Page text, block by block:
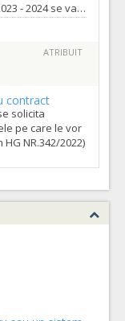
Iluminatul festiv al municipiului Oradea 2023 - 2024 se va realiza conform cerințelor tehnice stabilite prin caietul de sarcini, în 22 de locații, detaliate astfel: - sensuri giratorii spre: Satu Mare, Calea Aradului, Deva, Cluj-Napoca – 4 locații; - Pod CFR și rutier centură, ieșire spre Borș – 1 locație; - Zona perimetral centrală: Piața Unirii, str. Vasile Alecsandri, Piața Ferdinand, zona pietonală Republicii, zona pietonală Libertății și str. Grigorescu, Pasajul Vulturul Negru, str. Aurel Lazăr, Podul Intelectualilor, Podul Dacia, Podul Sfântul Ladislau, Podul Centenarului, str. Independenței (din P-ța Emanuil Gojdu în Piața Unirii), Primăria Oradea și Turnul Primăriei, Piațeta Magnoliei, Piațeta Cazaban, Piațeta Nufărului și Cetatea Oradea - 17 locații. Toate produsele luminoase utilizate în iluminatul festiv vor fi instalații de exterior echipate cu sursă de lumină de tip LED, astfel încât să asigure un consum mic de energie electrică și durată mare de viață. Produsele care prezintă risc la atingere vor fi protejate prin siguranțe automate cu diferențial care vor fi corect dimensionate pentru eliminarea riscului de electrocutare. Ofertantul va prezenta propriile produse, cu respectarea specificațiilor tehnice stabilite prin caietul de sarcini. Ofertantul va prezenta în mod obligatoriu simulări cu produsele proprii ofertate în locatiile stabilite, prin caiet de sarcini. Din poze trebuie să reiasă că ofertantul a înțeles pe deplin și respectă tema pe care autoritatea contractantă dorește să o implementeze în fiecare locație pentru iluminatul festiv. Ofertanții au posibilitatea de a vizita amplasamentul, pentru a evalua pe proprie răspundere, cheltuială și risc, elementele necesare pentru pregătirea ofertei. Vizitarea amplasamentului se va face cel tarziu în a 23-a zi, (pentru a permite ofertanțiilor ce au vizitat amplasamentul/le, încadrarea în termenul stabilit pentru solicitările de clarificări/informații suplimentare) înainte de termenul limită de depunere a ofertelor pe baza unei cereri scrise, care se va transmite pe e-mail: contact@adlo.ro. Vizitarea amplasamentelor va fi concretizează prin încheierea unui proces verbal între reprezentantul desemnat al beneficiarului și posibilul ofertant. Durata de implementare a contractului este de maxim 90 de zile, de la data emiterii ordinului de începere, de către achizitor. Termenele de îndeplinire de către furnizor a activităților principale, sunt detaliate astfel: - în termen de maxim 15 zile, de la data emiterii ordinului de lucru privind montarea: va livra, monta, alimenta cu energie electrică/conecta (prin racordarea la rețeaua de iluminat public existent) și pune în funcțiune, instalațiile de iluminat festiv, în toate locațiile stabilite, cu respectarea cerințelor specificate prin caietul de sarcini. - în termen de 15 zile, de la emiterea ordinului de lucru privind demontare, furnizorul va realiza: deconectarea de la alimentarea cu energie electrică/rețeaua de iluminat public și demontarea instalațiilor de iluminat festiv, din toate locațiile stabilite în caietul de sarcini. Furnizorul se va asigura, ca în urma demontării și deconectării instalațiilor de iluminat festiv, de la rețeaua de iluminat public, toate locațiile vor reveni la starea inițială, dinaintea montării elementelor de iluminat festiv. Pe toată perioada contractuală, furnizorul va asigura buna funcționare a iluminatului festiv, în toate locațiile specificate. Montarea, cablarea, deconectarea, demontare se vor realiza cu respectarea prevederilor standardelor și normativelor din domeniul energiei electrice, a prescripțiilor ANRE și a documentelor cu caracter legislativ în vigoare.
ATRIBUIT
contract
solicita
pe care le vor
NR.342/2022)